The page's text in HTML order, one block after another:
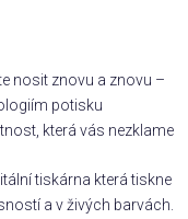
nosit znovu a znovu –
potisku
která vás nezklame
tiskárna která tiskne
a v živých barvách.